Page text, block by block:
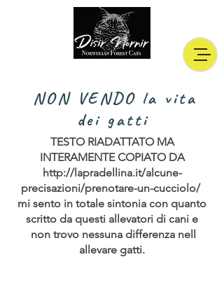
NON VENDO la vita
dei gatti
TESTO RIADATTATO MA
INTERAMENTE COPIATO DA
http://lapradellina.it/alcune-
precisazioni/prenotare-un-cucciolo/
mi sento in totale sintonia con quanto
scritto da questi allevatori di cani e
non trovo nessuna differenza nell
allevare gatti.